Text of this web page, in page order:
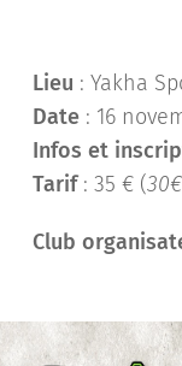
Lieu : Yakha
Date : 16
Infos et
Tarif: 35 € (
Club